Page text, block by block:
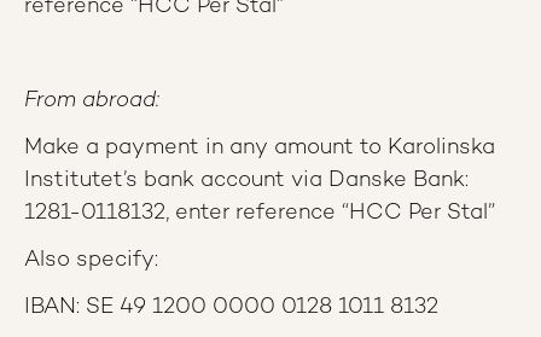
reference “HCC Per Stal”
From abroad:
Make a payment in any amount to Karolinska
Institutet’s bank account via Danske Bank:
1281-0118132, enter reference “HCC Per Stal”
Also specify:
IBAN: SE 49 1200 0000 0128 1011 8132